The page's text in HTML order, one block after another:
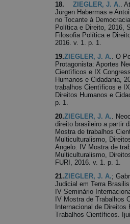
18.
ZIEGLER, J. A..
Jürgen Habermas e
no Tocante à
Política e Direito, 2016,
Filosofia Política e
2016. v. 1. p. 1.
19.ZIEGLER, J. A.. O
Protagonista: Aportes
Cientìficos e IX
Humanos e Cidadania,
trabalhos Cientìficos e
Direitos Humanos e
p. 1.
20.ZIEGLER, J. A..
direito brasileiro a partir
Mostra de trabalhos
Multiculturalismo,
Angelo. IV Mostra de
Multiculturalismo,
FURI, 2016. v. 1. p. 1.
21.ZIEGLER, J. A.;
Judicial em Terra
IV Seminário
IV Mostra de Trabalhos
Internacional de
Trabalhos Científicos.